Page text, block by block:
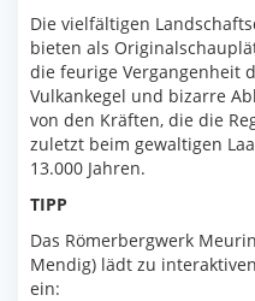
Die vielfältigen
bieten als
die feurige Vergangenheit
Vulkankegel und bizarre
von den Kräften, die die
zuletzt beim gewaltigen
13.000 Jahren.
TIPP
Das Römerbergwerk
Mendig) lädt zu
ein: